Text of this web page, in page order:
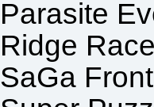
Parasite
Ridge
SaGa